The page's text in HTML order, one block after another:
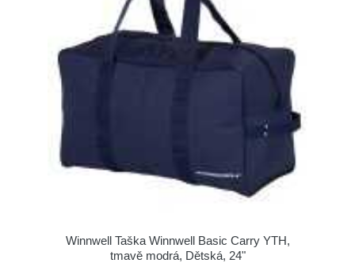
Winnwell Taška Winnwell Basic Carry YTH,
tmavě modrá, Dětská, 24"